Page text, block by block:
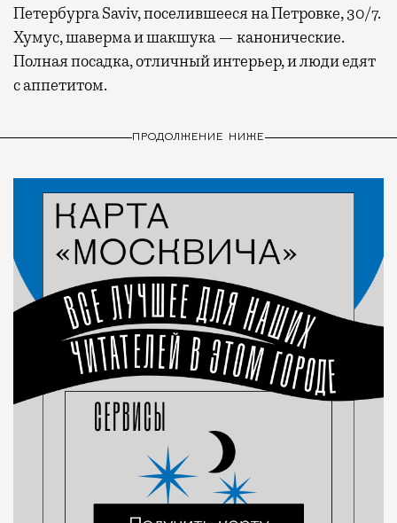
Петербурга Saviv, поселившееся на Петровке, 30/7.
Хумус, шаверма и шакшука — канонические.
Полная посадка, отличный интерьер, и люди едят
с аппетитом.
ПРОДОЛЖЕНИЕ НИЖЕ